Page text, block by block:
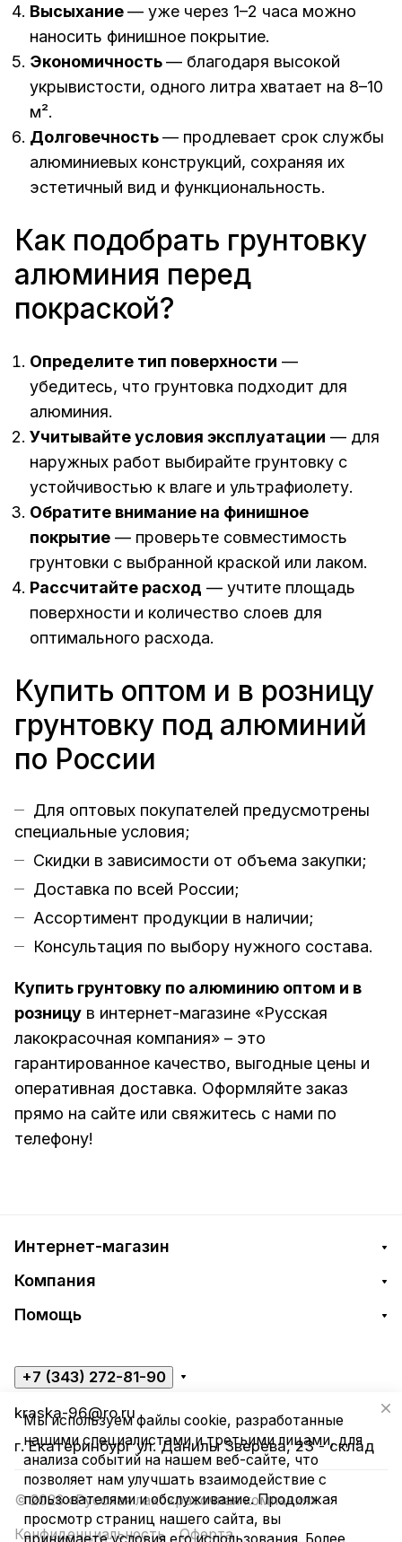
Высыхание— уже через 1–2 часа можно
наносить финишное покрытие.
Экономичность— благодаря высокой
укрывистости, одного литра хватает на 8–10
м².
Долговечность— продлевает срок службы
алюминиевых конструкций, сохраняя их
эстетичный вид и функциональность.
Как подобрать грунтовку
алюминия перед
покраской?
Определите тип поверхности —
убедитесь, что грунтовка подходит для
алюминия.
Учитывайте условия эксплуатации — для
наружных работ выбирайте грунтовку с
устойчивостью к влаге и ультрафиолету.
Обратите внимание на финишное
покрытие — проверьте совместимость
грунтовки с выбранной краской или лаком.
Рассчитайте расход — учтите площадь
поверхности и количество слоев для
оптимального расхода.
Купить оптом и в розницу
грунтовку под алюминий
по России
Для оптовых покупателей предусмотрены
специальные условия;
Скидки в зависимости от объема закупки;
Доставка по всей России;
Ассортимент продукции в наличии;
Консультация по выбору нужного состава.
Купить грунтовку по алюминию оптом и в
розницу в интернет-магазине «Русская
лакокрасочная компания» – это
гарантированное качество, выгодные цены и
оперативная доставка. Оформляйте заказ
прямо на сайте или свяжитесь с нами по
телефону!
Интернет-магазин
Компания
Помощь
+7 (343) 272-81-90
kraska-96@ro.ru
г. Екатеринбург ул. Данилы Зверева, 23 - склад
© 2026 «Русская лакокрасочная компания»
Конфиденциальность
Оферта
Мы используем файлы cookie, разработанные
нашими специалистами и третьими лицами, для
анализа событий на нашем веб-сайте, что
позволяет нам улучшать взаимодействие с
пользователями и обслуживание. Продолжая
просмотр страниц нашего сайта, вы